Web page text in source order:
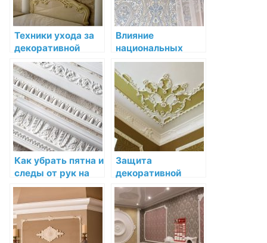
Техники ухода за
декоративной
лепниной для её
долговечности
Влияние
национальных
традиций на
декоративную
лепнину
Как убрать пятна и
следы от рук на
декоративной
лепнине
Защита
декоративной
лепнины от влаги и
воздействия
высокой
температуры